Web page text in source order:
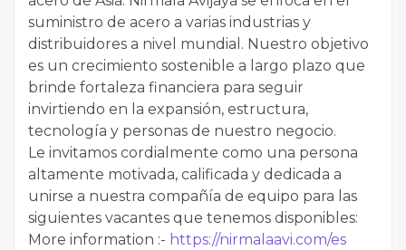
suministro de acero a varias industrias y
distribuidores a nivel mundial. Nuestro objetivo
es un crecimiento sostenible a largo plazo que
brinde fortaleza financiera para seguir
invirtiendo en la expansión, estructura,
tecnología y personas de nuestro negocio.
Le invitamos cordialmente como una persona
altamente motivada, calificada y dedicada a
unirse a nuestra compañía de equipo para las
siguientes vacantes que tenemos disponibles:
More information :- https://nirmalaavi.com/es